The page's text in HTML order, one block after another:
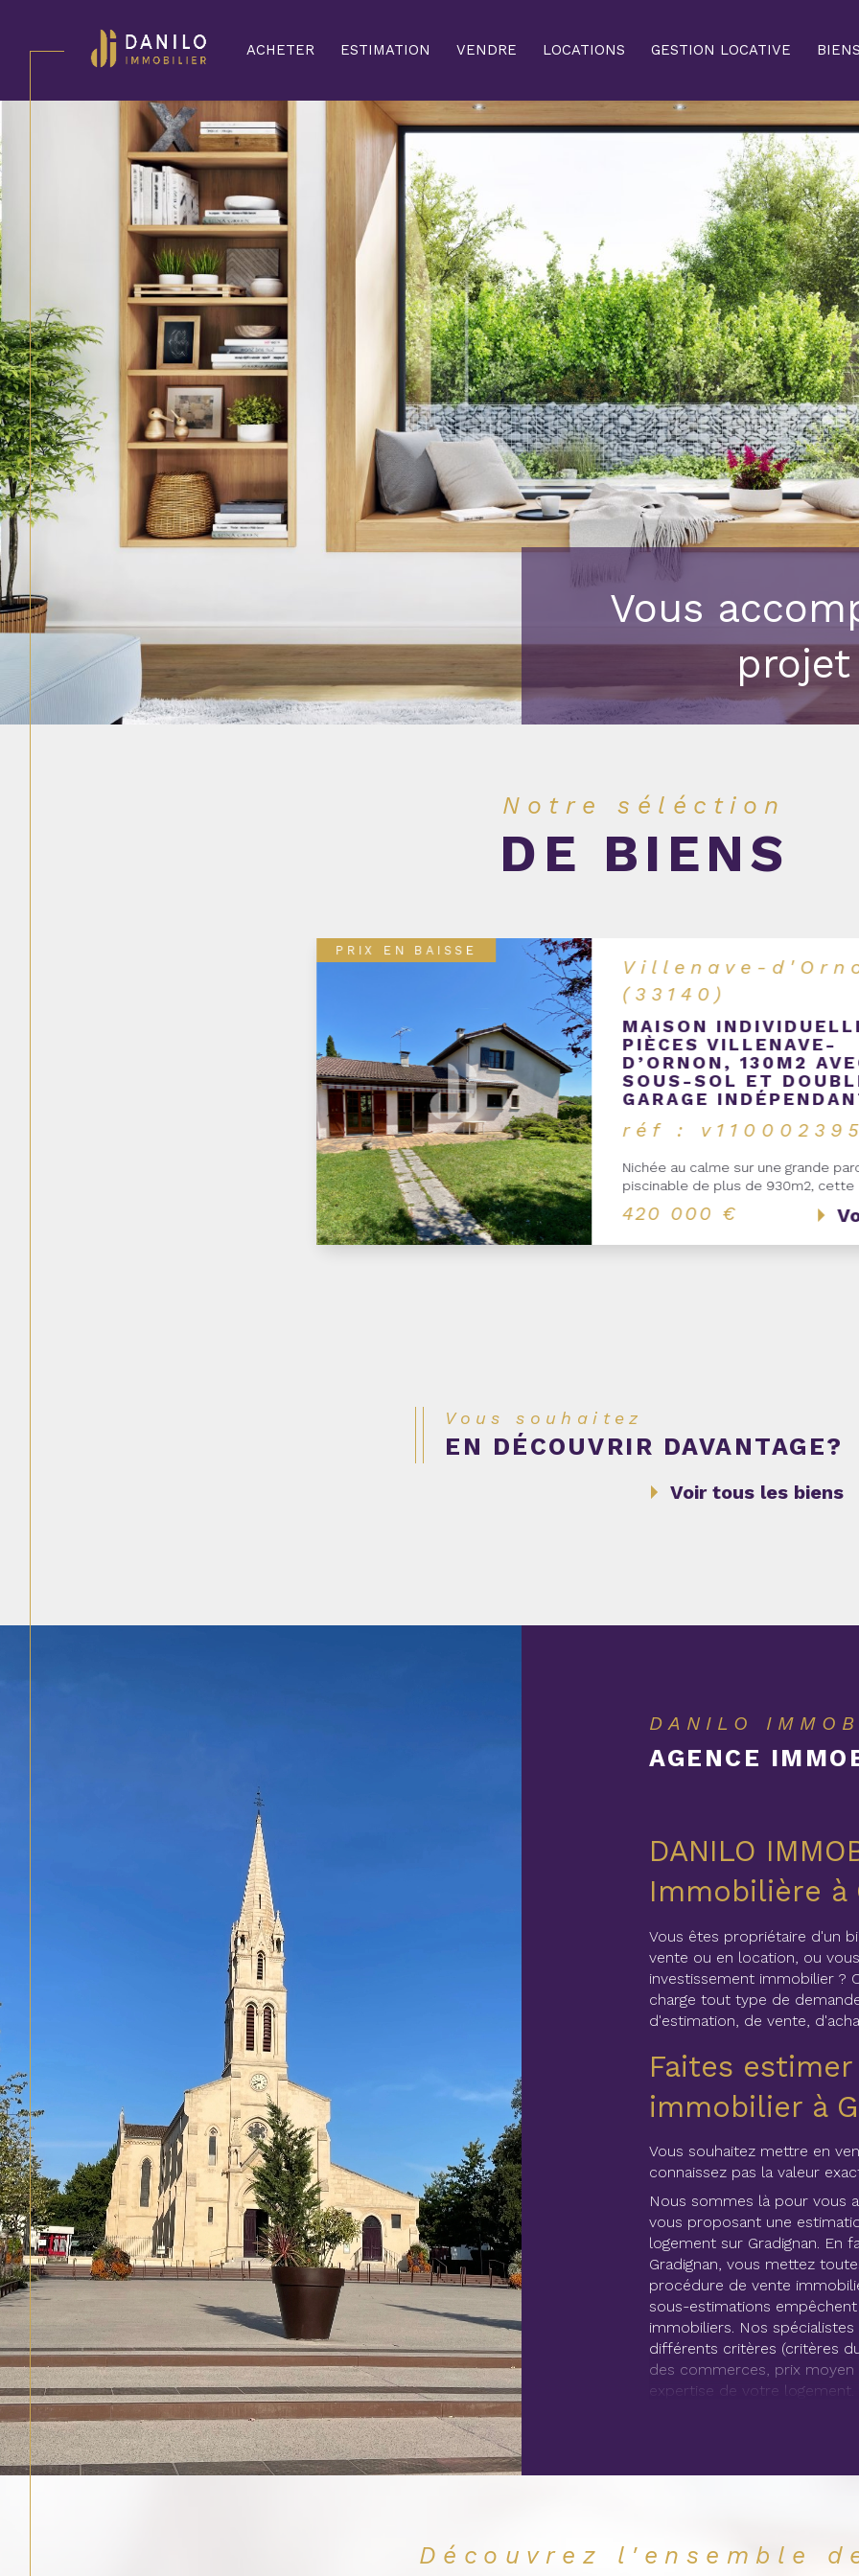
ACHETER ESTIMATION VENDRE LOCATIONS GESTION LOCATIVE
Acheter
de l'ancien
de l'ancien
Louer
à l'année
de l'immo pro
TYPE DE BIEN BUDGET
Voir les23annonces
Vous
Notre séléction
DE BIENS
EXCLUSIF
Cestas (33610)
MAISON T4 94.48M²
PISCINE CHAUFFÉE
BOURG
réf : v10002503
Cestas Bourg, au calme et proche
commodités, venez découvrir cette
indépendante de plain pied,
parfaitement...
469 900 €
Vous souhaitez
EN DÉCOUVRIR DAVANTAGE?
Voir tous les biens
DANILO
AGENCE
DANILO
Immobilière à
Vous êtes propriétaire d'un
vente ou en location, ou
investissement immobilier ?
charge tout type de
d'estimation, de vente,
Faites
immobilier à
Vous souhaitez mettre en
connaissez pas la valeur
Nous sommes là pour vous
vous proposant une
logement sur Gradignan. En
Gradignan, vous mettez
procédure de vente
sous-estimations
immobiliers. Nos
différents critères (critères
des commerces, prix
expertise de votre logement.
Retrouvez directement sur
différentes tranches de prix.
Découvrez l'ensemble